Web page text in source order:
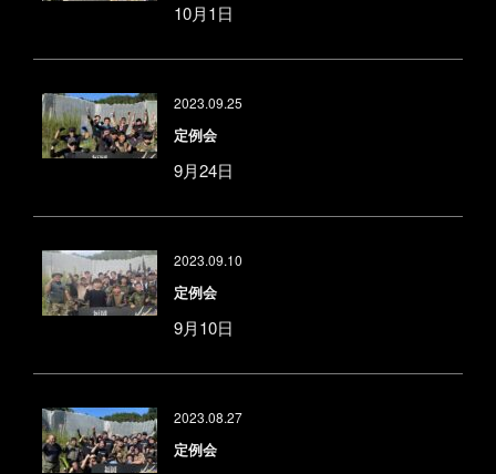
10月1日
2023.09.25
定例会
9月24日
2023.09.10
定例会
9月10日
2023.08.27
定例会